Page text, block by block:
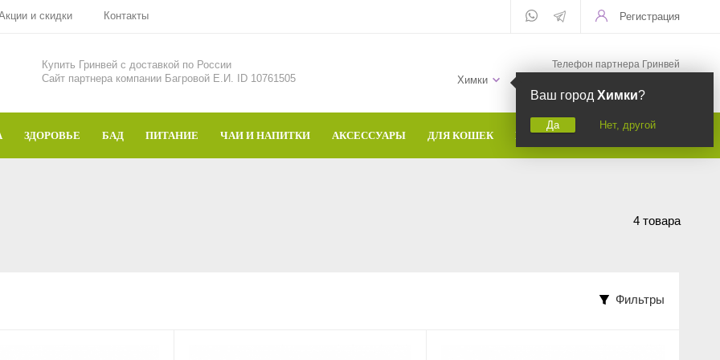
и скидки Контакты Регистрация
Купить Гринвей c доставкой по России
Сайт партнера компании Багровой Е.И. ID 10761505
Химки
Ваш город Химки?
Да Нет, другой
Телефон партнера Гринвей
ЗДОРОВЬЕ БАД ПИТАНИЕ ЧАИ И НАПИТКИ АКСЕССУАРЫ ДЛЯ КОШЕК БРЕНДЫ
4 товара
Фильтры